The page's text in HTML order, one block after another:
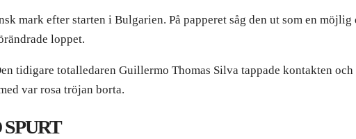
mark efter starten i Bulgarien. På papperet såg den ut som en möjlig
loppet.
tidigare totalledaren Guillermo Thomas Silva tappade kontakten
var rosa tröjan borta.